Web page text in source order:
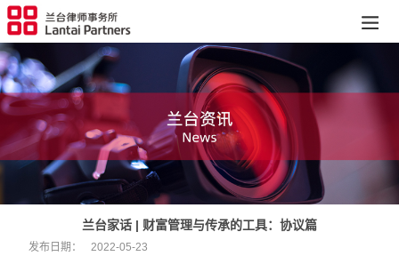
兰台家话 | 财富管理与传承的工具：协议篇
发布日期： 2022-05-23